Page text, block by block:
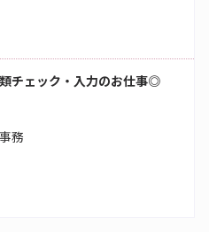
チェック・入力のお仕事◎
務